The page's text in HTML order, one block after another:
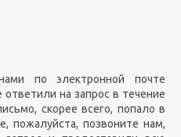
по электронной почте
на запрос в течение
скорее всего, попало в
пожалуйста, позвоните нам,